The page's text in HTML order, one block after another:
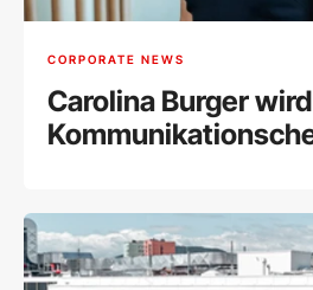
CORPORATE NEWS
Carolina Burger